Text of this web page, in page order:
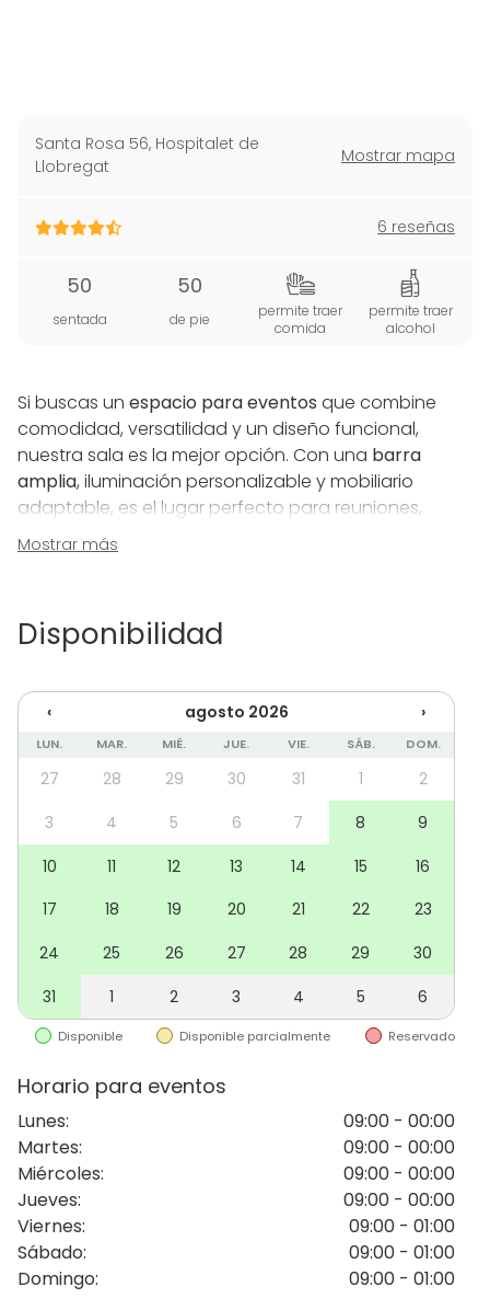
Santa Rosa 56, Hospitalet de
Llobregat
Mostrar mapa
6 reseñas
50
sentada
50
de pie
permite traer
comida
permite traer
alcohol
Si buscas un espacio para eventos que combine
comodidad, versatilidad y un diseño funcional,
nuestra sala es la mejor opción. Con una barra
amplia, iluminación personalizable y mobiliario
adaptable, es el lugar perfecto para reuniones,
celebraciones y encuentros especiales.
acceso a un ambiente acogedor y moderno. La
informales como para eventos más sofisticados,
gracias a su iluminación ajustable y la posibilidad de
personalizar la distribución del mobiliario. Además,
disponemos de
taburetes, sillas cómodas y mesas
, lo que garantiza una
experiencia flexible y confortable para los asistentes.
Equipamiento Completo para tu Comodidad
nuestra
sala está equipada con:
alimentos en la temperatura ideal.
Fregaderopara facilitar la limpieza y el manejo de
utensilios.
✔Electrodomésticos esencialescomo
cafetera de
Horario hasta las 12 de la noche y hasta la 01:00 los
fines de semana, festivos y vísperas
Mostrar más
Disponibilidad
‹ agosto 2026 ›
LUN. MAR. MIÉ. JUE. VIE. SÁB. DOM.
27 28 29 30 31 1
2
3
4 5 6 7 8
9
10
11 12 13 14 15
16
17
18 19 20 21 22
23
24
25 26 27 28 29
30
31
1 2 3 4 5 6
Disponible Disponible parcialmente Reservado
Horario para eventos
Lunes:
09:00 - 00:00
Martes:
09:00 - 00:00
Miércoles:
09:00 - 00:00
Jueves:
09:00 - 00:00
Viernes:
09:00 - 01:00
Sábado:
09:00 - 01:00
Domingo: 09:00 - 01:00